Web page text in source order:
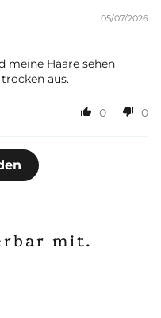
05/07/2026
meine Haare sehen
aus.
0 0
mit.